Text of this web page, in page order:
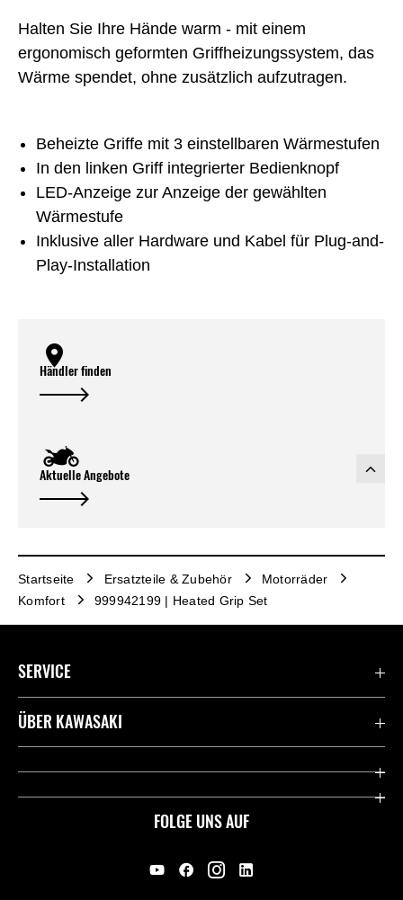
Halten Sie Ihre Hände warm - mit einem
ergonomisch geformten Griffheizungssystem, das
Wärme spendet, ohne zusätzlich aufzutragen.
Beheizte Griffe mit 3 einstellbaren Wärmestufen
In den linken Griff integrierter Bedienknopf
LED-Anzeige zur Anzeige der gewählten
Wärmestufe
Inklusive aller Hardware und Kabel für Plug-and-
Play-Installation
Händler finden
Aktuelle Angebote
Startseite Ersatzteile & Zubehör
Motorräder
Komfort
999942199 | Heated Grip Set
FOLGE UNS AUF
SERVICE
Kontaktiere uns
ÜBER KAWASAKI
Kawasaki Deutschland